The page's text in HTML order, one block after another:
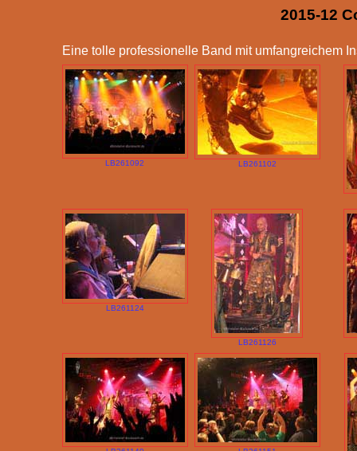
2015-12
Eine tolle professionelle Band mit umfangreichem
LB261092 LB261102
LB261124
LB261126